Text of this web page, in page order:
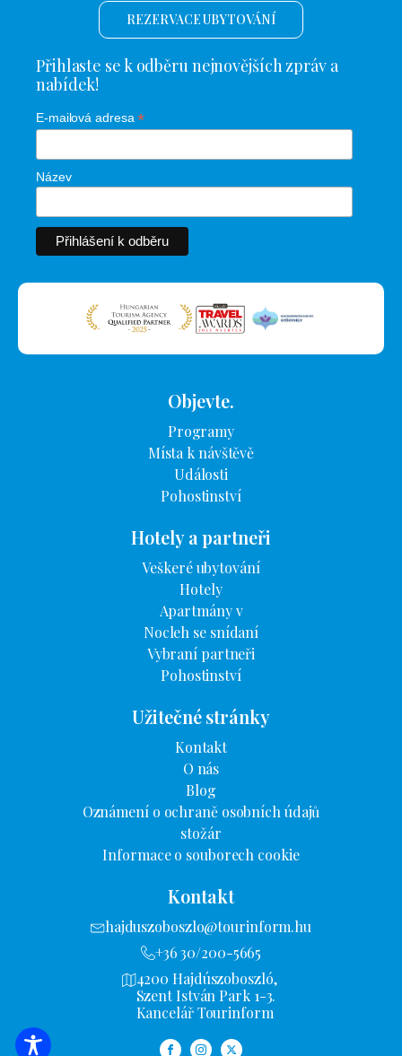
REZERVACE UBYTOVÁNÍ
Přihlaste se k odběru nejnovějších zpráv a
nabídek!
E-mailová adresa*
Název
Objevte.
Programy
Místa k návštěvě
Události
Pohostinství
Hotely a partneři
Veškeré ubytování
Hotely
Apartmány v
Nocleh se snídaní
Vybraní partneři
Pohostinství
Užitečné stránky
Kontakt
O nás
Blog
Oznámení o ochraně osobních údajů
stožár
Informace o souborech cookie
Kontakt
hajduszoboszlo@tourinform.hu
+36 30/200-5665
4200 Hajdúszoboszló,
Szent István Park 1-3.
Kancelář Tourinform